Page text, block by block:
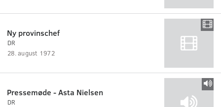
Ny provinschef
DR
28. august 1972
Pressemøde - Asta Nielsen
DR